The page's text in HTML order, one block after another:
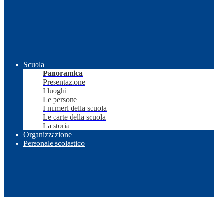
Scuola
Panoramica
Presentazione
I luoghi
Le persone
I numeri della scuola
Le carte della scuola
La storia
Organizzazione
Personale scolastico